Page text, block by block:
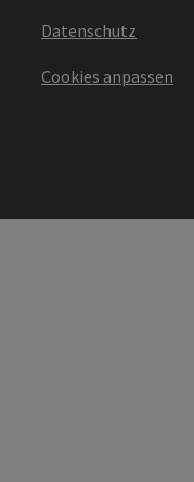
Datenschutz
Cookies anpassen